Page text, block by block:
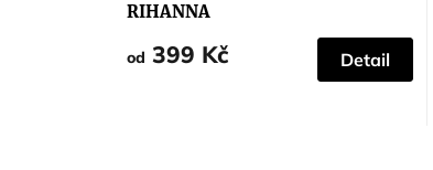
RIHANNA
od 399 Kč Detail